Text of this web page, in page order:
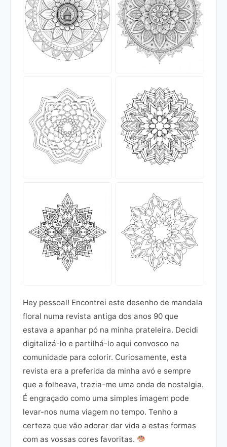
Hey pessoal! Encontrei este desenho de mandala
floral numa revista antiga dos anos 90 que
estava a apanhar pó na minha prateleira. Decidi
digitalizá-lo e partilhá-lo aqui convosco na
comunidade para colorir. Curiosamente, esta
revista era a preferida da minha avó e sempre
que a folheava, trazia-me uma onda de nostalgia.
É engraçado como uma simples imagem pode
levar-nos numa viagem no tempo. Tenho a
certeza que vão adorar dar vida a estas formas
com as vossas cores favoritas.